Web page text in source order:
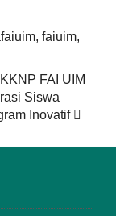
, faiuim,
FAI UIM
Siswa
Inovatif